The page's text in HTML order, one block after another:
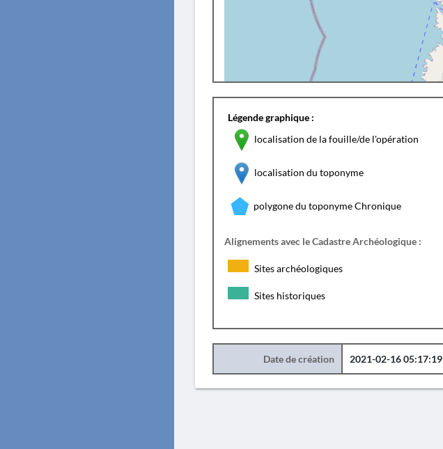
Légende graphique :
localisation de la fouille/de l'opération
localisation du toponyme
polygone du toponyme Chronique
Alignements avec le Cadastre Archéologique :
Sites archéologiques
Sites historiques
Date de création 2021-02-16 05:17:19